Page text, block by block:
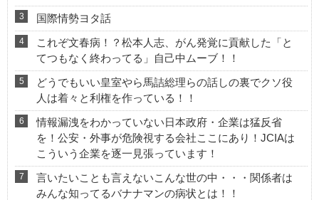
国際情勢ヨタ話
これぞ文春病！？松本人志、がん発覚に貢献した「と
てつもなく終わってる」自己中ムーブ！！
どうでもいい皇室やら馬詰総理らの話しの裏でクソ役
人は着々と利権を作っている！！
情報漏洩をわかっていない日本政府・企業は猛反省
を！公安・外事が危険視する会社ここにあり！JCIAは
こういう企業を逐一見張っています！
言いたいことも言えないこんな世の中・・・関係者は
みんな知ってるバナナマンの病状とは！！